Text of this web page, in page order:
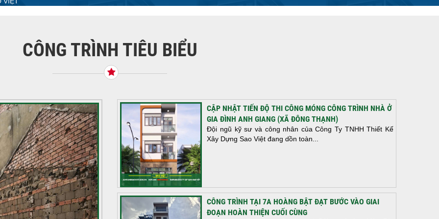
CÔNG TRÌNH TIÊU BIỂU
CẬP NHẬT TIẾN ĐỘ THI CÔNG MÓNG CÔNG TRÌNH NHÀ Ở
GIA ĐÌNH ANH GIANG (XÃ ĐÔNG THẠNH)
Đội ngũ kỹ sư và công nhân của Công Ty TNHH Thiết Kế
Xây Dựng Sao Việt đang dồn toàn...
CÔNG TRÌNH TẠI 7A HOÀNG BẬT ĐẠT BƯỚC VÀO GIAI
ĐOẠN HOÀN THIỆN CUỐI CÙNG